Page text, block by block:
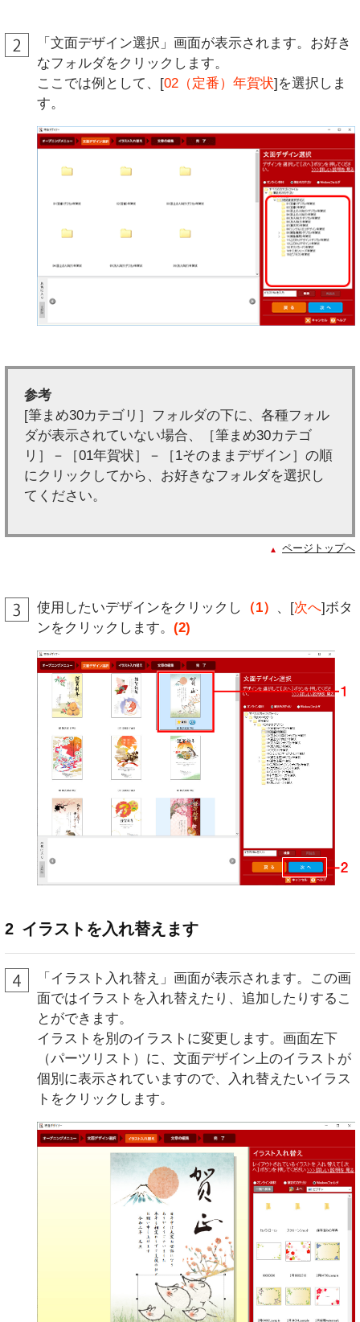
「文面デザイン選択」画面が表示されます。お好き
なフォルダをクリックします。
ここでは例として、[02（定番）年賀状]を選択しま
す。
参考
[筆まめ30カテゴリ］フォルダの下に、各種フォル
ダが表示されていない場合、［筆まめ30カテゴ
リ］－［01年賀状］－［1そのままデザイン］の順
にクリックしてから、お好きなフォルダを選択し
てください。
ページトップへ
使用したいデザインをクリックし （1） 、[次へ]ボタ
ンをクリックします。 (2)
2 イラストを入れ替えます
「イラスト入れ替え」画面が表示されます。この画
面ではイラストを入れ替えたり、追加したりするこ
とができます。
イラストを別のイラストに変更します。画面左下
（パーツリスト）に、文面デザイン上のイラストが
個別に表示されていますので、入れ替えたいイラス
トをクリックします。